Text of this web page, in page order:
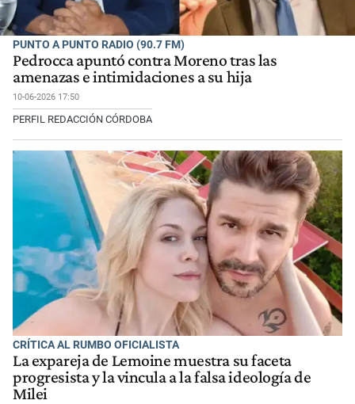
PUNTO A PUNTO RADIO (90.7 FM)
Pedrocca apuntó contra Moreno tras las
amenazas e intimidaciones a su hija
10-06-2026 17:50
PERFIL REDACCIÓN CÓRDOBA
CRÍTICA AL RUMBO OFICIALISTA
La expareja de Lemoine muestra su faceta
progresista y la vincula a la falsa ideología de
Milei